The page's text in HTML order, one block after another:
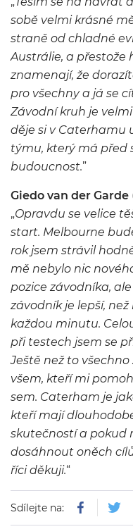
sobě velmi krásné
straně od chladné
Austrálie, a přestože
znamenají, že
pro všechny a já se
Závodní kruh je velmi
děje si v Caterhamu
týmu, který má před
budoucnost.”
Giedo van der Garde
„Opravdu se velice
start. Melbourne
rok jsem strávil
mě nebylo nic
pozice závodníka,
závodník je lepší,
každou minutu.
při testech jsem se
Ještě než to
všem, kteří mi
sem. Caterham je
kteří mají
skutečností a pokud
dosáhnout oněch
říci děkuji.“
Sdílejte na: